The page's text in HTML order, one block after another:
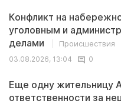
Конфликт на
уголовным и
делами
Происшествия
03.08.2026, 13:04
0
Еще одну жительницу
ответственности за